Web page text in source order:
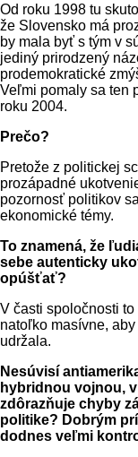
Od roku 1998 tu
že Slovensko má
by mala byť s tým v
jediný prirodzený
prodemokratické
Veľmi pomaly sa ten
roku 2004.
Prečo?
Pretože z politickej
prozápadné
pozornosť politikov
ekonomické témy.
To znamená, že
sebe autenticky
opúšťať?
V časti spoločnosti
natoľko masívne,
udržala.
Nesúvisí
hybridnou vojnou,
zdôrazňuje chyby
politike? Dobrým
dodnes veľmi